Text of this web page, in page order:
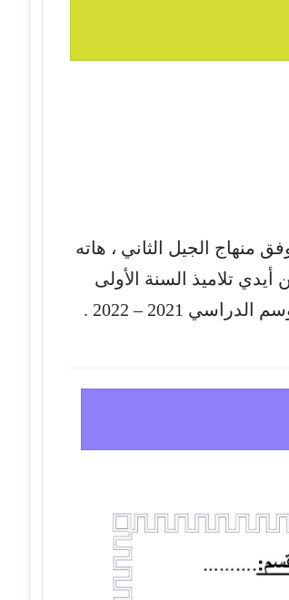
منهاج الجيل الثاني ، هاته
تلاميذ السنة الأولى
2021 – 2022 .